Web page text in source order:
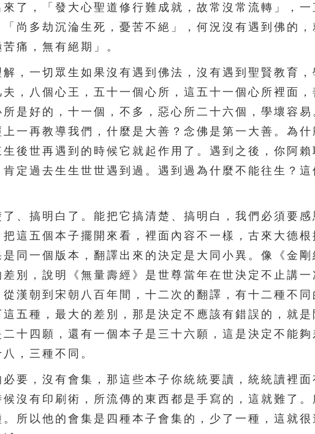
了，「發大心聖道修行難成就，故常沒常流轉」，
尚多劫沉淪生死，憂苦不絕」，何況沒有遇到佛的
痛，無有絕期」。
一切眾生如果沒有遇到佛法，沒有遇到聖賢教育，
，八個心王，五十一個心所，這五十一個心所裡面
是好的，十一個，不多，惡心所二十六個，學壞容
一再教導我們，什麼是大善？念佛是第一大善。為
後世再遇到的時候它就起作用了。遇到之後，你阿
定過去生生世世遇到過。遇到過為什麼不能往生？
搞明白了。能把它搞清楚、搞明白，我們必須要感
把這五個本子擺開來看，裡面內容不一樣，古來大德
同一個版本，翻譯出來的決定是大同小異。像《金
別，說明《無量壽經》是世尊當年在世決定不止講
漢朝到宋朝八百年間，十二次的翻譯，有十二種不
五種，最大的差別，那是決定不應該有錯誤的，就
十四願，還有一個本子是三十六願，這是決定不能
，三種不同。
，沒有會集，那這些本子你統統要讀，統統讀裡面
沒有印刷術，所流傳的東西都是手寫的，這就難了
所以他的會集是四種本子會集的，少了一種，這就